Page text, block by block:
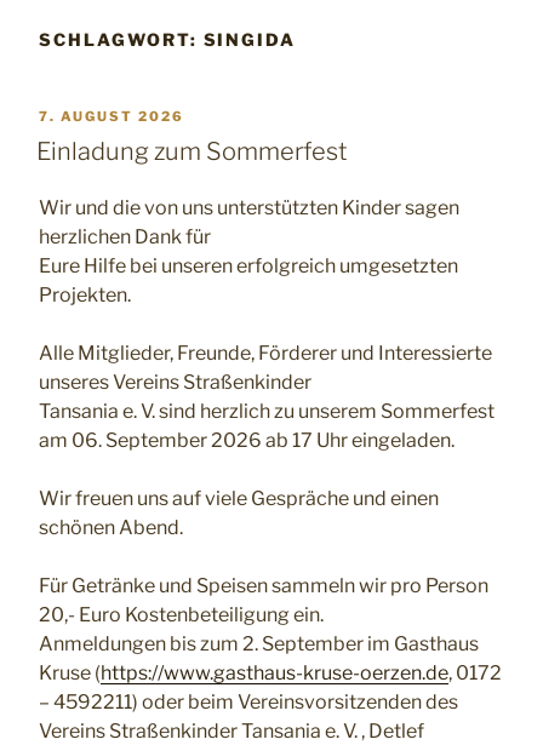
SCHLAGWORT: SINGIDA
VERÖFFENTLICHT
AM
7. AUGUST 2026
Einladung zum Sommerfest
Wir und die von uns unterstützten Kinder sagen
herzlichen Dank für
Eure Hilfe bei unseren erfolgreich umgesetzten
Projekten.
Alle Mitglieder, Freunde, Förderer und Interessierte
unseres Vereins Straßenkinder
Tansania e. V. sind herzlich zu unserem Sommerfest
am 06. September 2026 ab 17 Uhr eingeladen.
Wir freuen uns auf viele Gespräche und einen
schönen Abend.
Für Getränke und Speisen sammeln wir pro Person
20,- Euro Kostenbeteiligung ein.
Anmeldungen bis zum 2. September im Gasthaus
Kruse (https://www.gasthaus-kruse-oerzen.de, 0172
– 4592211) oder beim Vereinsvorsitzenden des
Vereins Straßenkinder Tansania e. V. , Detlef